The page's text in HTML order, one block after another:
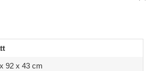
92 x 43 cm